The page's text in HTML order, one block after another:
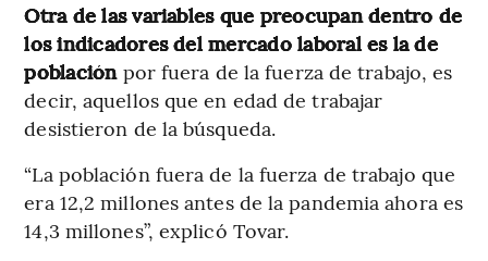
Otra de las variables que preocupan dentro de
los indicadores del mercado laboral es la de
poblaciónpor fuera de la fuerza de trabajo, es
decir, aquellos que en edad de trabajar
desistieron de la búsqueda.
“La población fuera de la fuerza de trabajo que
era 12,2 millones antes de la pandemia ahora es
14,3 millones”, explicó Tovar.